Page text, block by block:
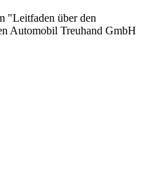
"Leitfaden über den
Automobil Treuhand GmbH